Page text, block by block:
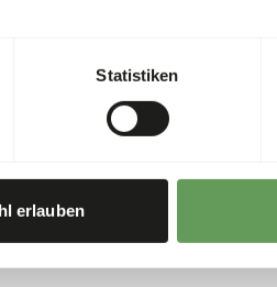
Statistiken
erlauben